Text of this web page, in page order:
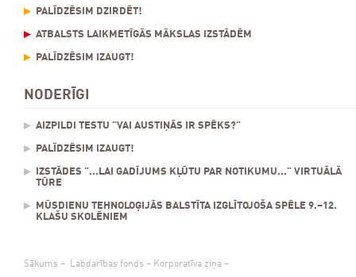
PALĪDZĒSIM DZIRDĒT!
ATBALSTS LAIKMETĪGĀS MĀKSLAS IZSTĀDĒM
PALĪDZĒSIM IZAUGT!
NODERĪGI
AIZPILDI TESTU "VAI AUSTIŅĀS IR SPĒKS?"
PALĪDZĒSIM IZAUGT!
IZSTĀDES "...LAI GADĪJUMS KĻŪTU PAR NOTIKUMU..." VIRTUĀLĀ
TŪRE
MŪSDIENU TEHNOLOĢIJĀS BALSTĪTA IZGLĪTOJOŠA SPĒLE 9.–12.
KLAŠU SKOLĒNIEM
Sākums – Labdarības fonds – Korporatīva ziņa –